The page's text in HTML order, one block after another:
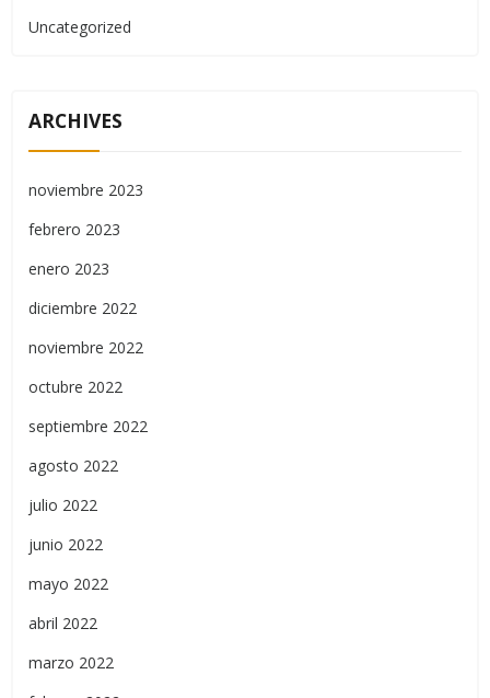
Uncategorized
ARCHIVES
noviembre 2023
febrero 2023
enero 2023
diciembre 2022
noviembre 2022
octubre 2022
septiembre 2022
agosto 2022
julio 2022
junio 2022
mayo 2022
abril 2022
marzo 2022